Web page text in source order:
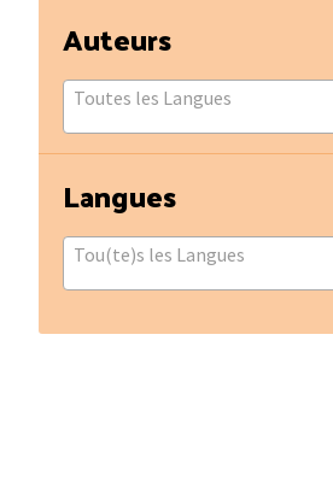
Auteurs
Toutes les Langues
Langues
Tou(te)s les Langues